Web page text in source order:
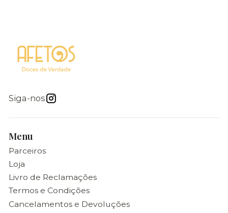
Siga-nos
Menu
Parceiros
Loja
Livro de Reclamações
Termos e Condições
Cancelamentos e Devoluções